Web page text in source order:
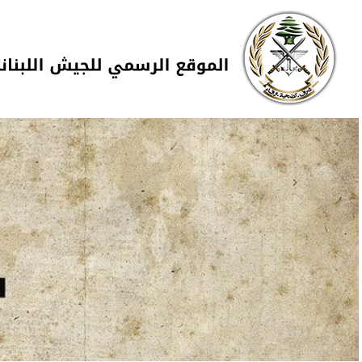
تجاوز إلى المحتوى الرئيسي
Skip to navigation